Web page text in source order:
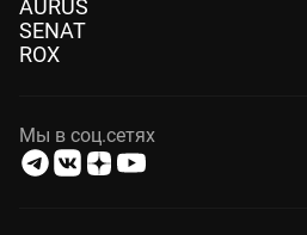
AURUS
SENAT
ROX
Мы в соц.сетях